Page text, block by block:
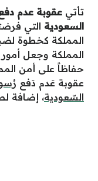
تأتي عقوبة عدم
السعودية التي
المملكة كخطوة
المملكة وجعل أمور
حفاظاً على أمن
عقوبة عَدم دَفع
السّعودية، إضافة